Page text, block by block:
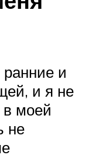
и
и я не
моей
не